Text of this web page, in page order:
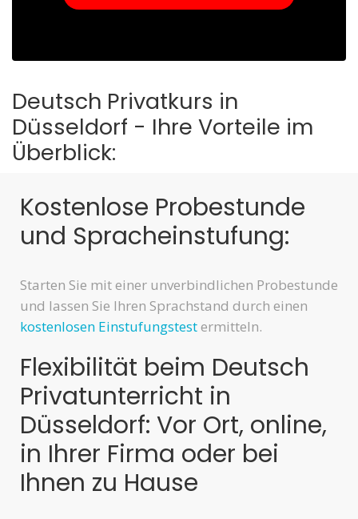
Deutsch Privatkurs in
Düsseldorf - Ihre Vorteile im
Überblick:
Kostenlose Probestunde
und Spracheinstufung:
Starten Sie mit einer unverbindlichen Probestunde
und lassen Sie Ihren Sprachstand durch einen
kostenlosen Einstufungstestermitteln.
Flexibilität beim Deutsch
Privatunterricht in
Düsseldorf: Vor Ort, online,
in Ihrer Firma oder bei
Ihnen zu Hause